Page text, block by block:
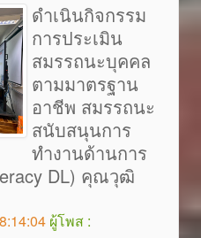
ดำเนินกิจกรรม
การประเมิน
สมรรถนะบุคคล
ตามมาตรฐาน
อาชีพ สมรรถนะ
สนับสนุนการ
ทำงานด้านการ
DL) คุณวุฒิ
ผู้โพส :